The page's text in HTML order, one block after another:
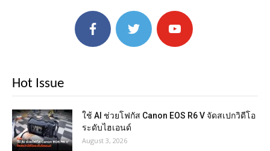
Hot Issue
ใช้ AI ช่วยโฟกัส Canon EOS R6 V จัดสเปกวิดีโอ
ระดับไฮเอนด์
August 3, 2026